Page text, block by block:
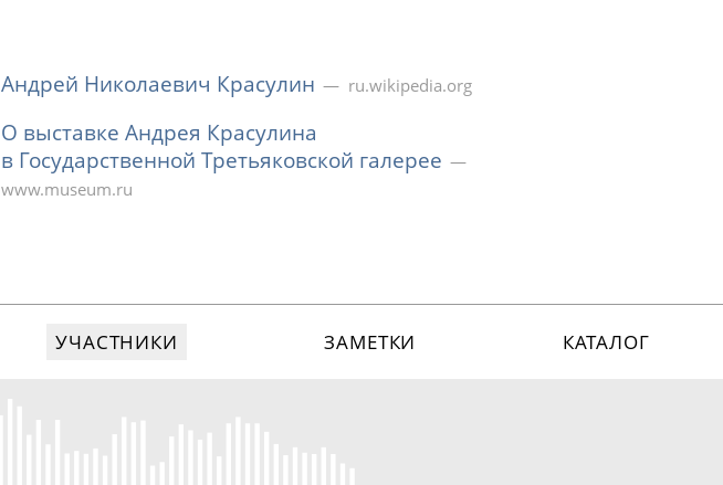
Андрей Николаевич Красулин ru.wikipedia.org
О выставке Андрея Красулина
в Государственной Третьяковской галерее
www.museum.ru
УЧАСТНИКИ ЗАМЕТКИ КАТАЛОГ